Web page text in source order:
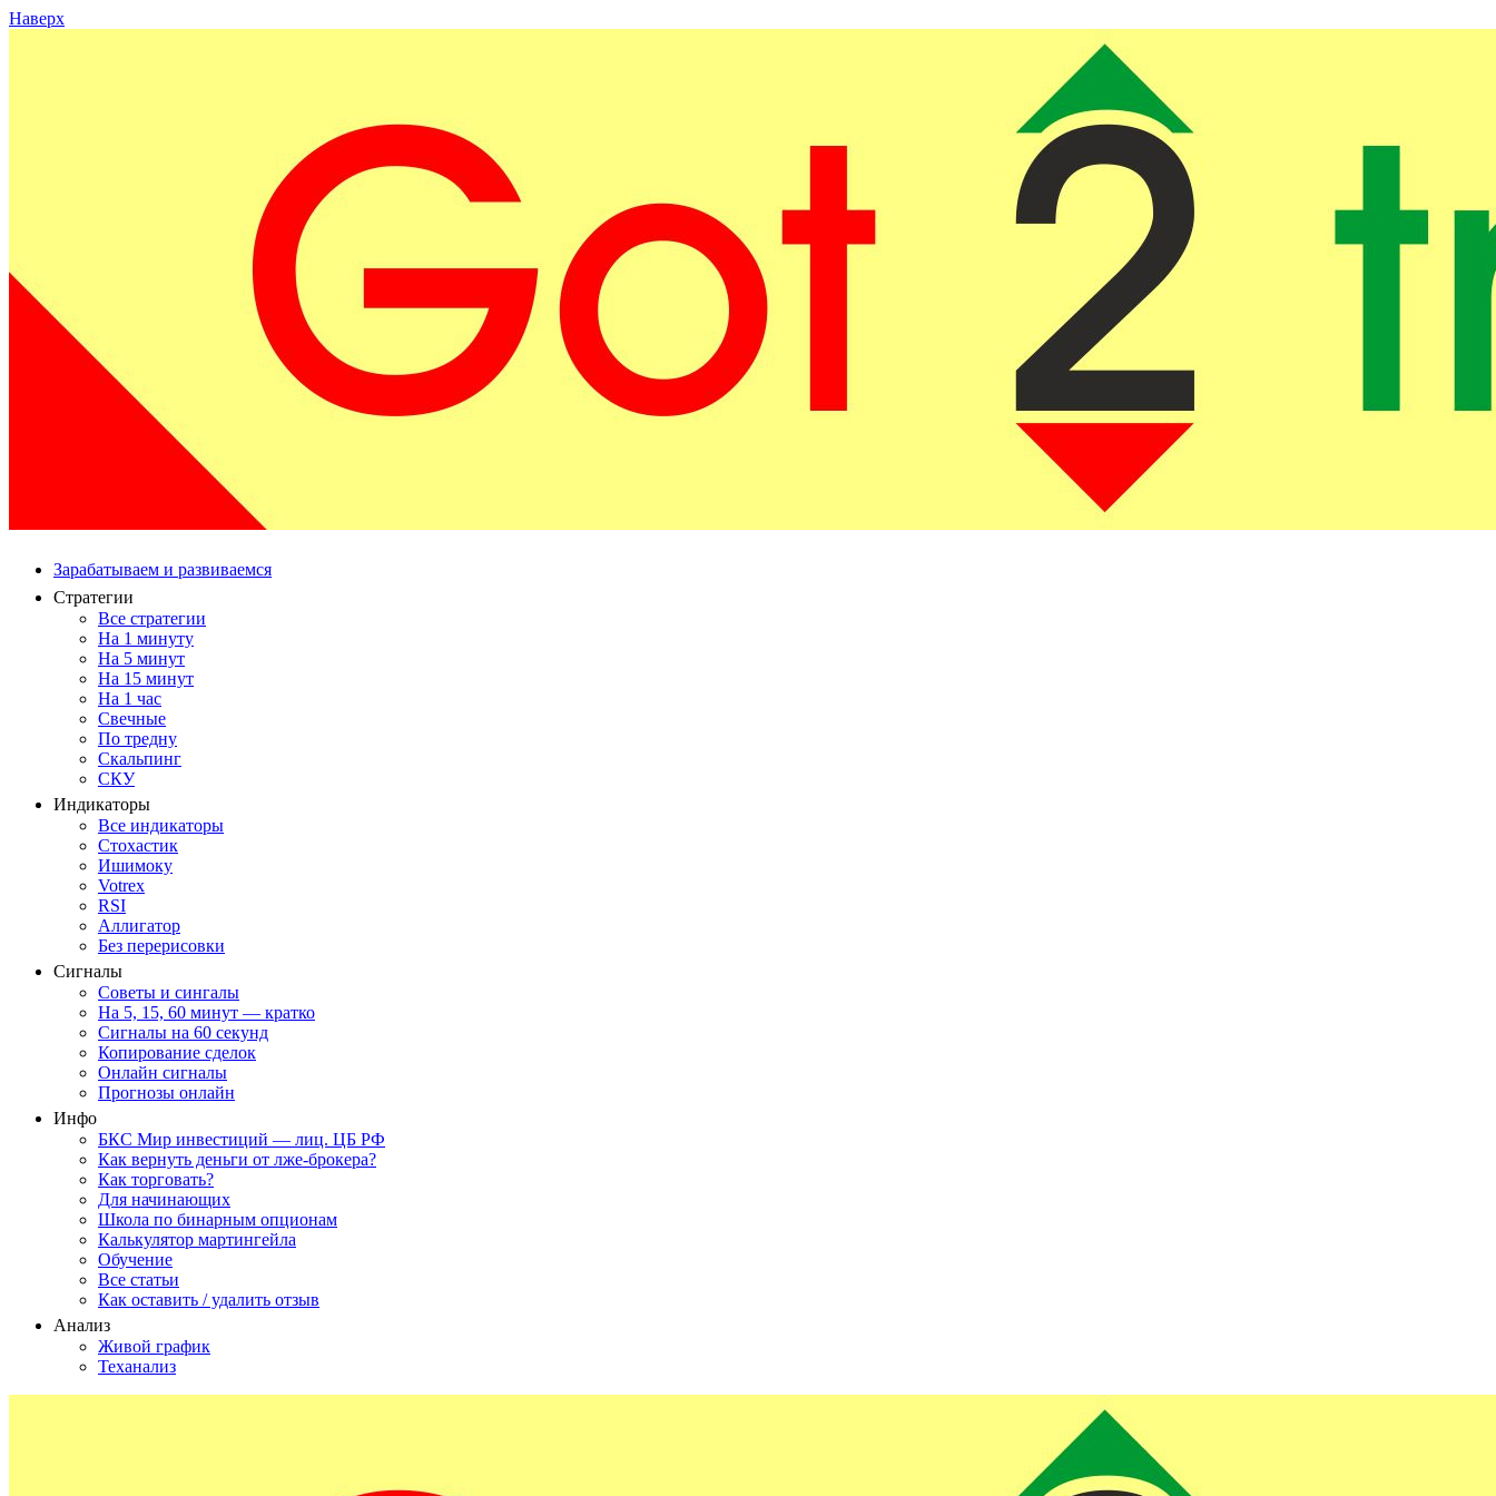
Наверх
Зарабатываем и развиваемся
Стратегии
Все стратегии
На 1 минуту
На 5 минут
На 15 минут
На 1 час
Свечные
По тредну
Скальпинг
СКУ
Индикаторы
Все индикаторы
Стохастик
Ишимоку
Votrex
RSI
Аллигатор
Без перерисовки
Сигналы
Советы и сингалы
На 5, 15, 60 минут — кратко
Сигналы на 60 секунд
Копирование сделок
Онлайн сигналы
Прогнозы онлайн
Инфо
БКС Мир инвестиций — лиц. ЦБ РФ
Как вернуть деньги от лже-брокера?
Как торговать?
Для начинающих
Школа по бинарным опционам
Калькулятор мартингейла
Обучение
Все статьи
Как оставить / удалить отзыв
Анализ
Живой график
Теханализ